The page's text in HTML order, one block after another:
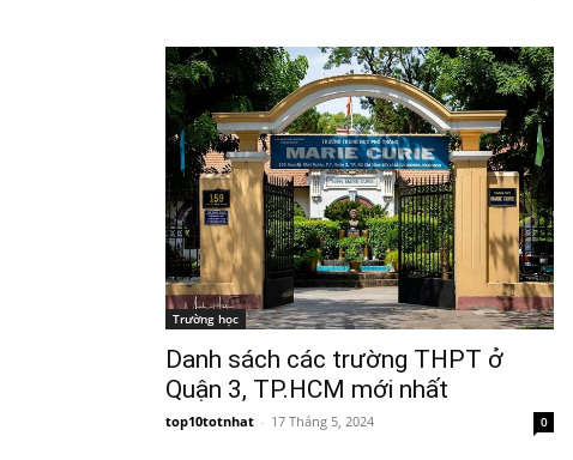
Trường học
Danh sách các trường THPT ở
Quận 3, TP.HCM mới nhất
top10totnhat - 17 Tháng 5, 2024 0